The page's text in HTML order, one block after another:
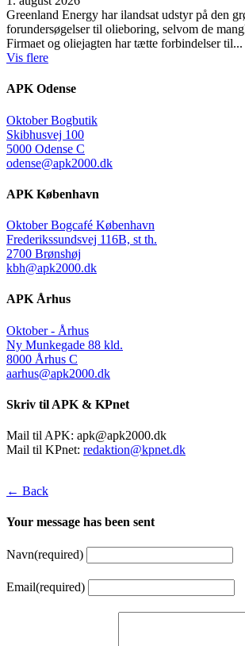
Greenland Energy har ilandsat udstyr på den
forundersøgelser til olieboring, selvom de
Firmaet og oliejagten har tætte forbindelser til...
Vis flere
APK Odense
Oktober Bogbutik
Skibhusvej 100
5000 Odense C
odense@apk2000.dk
APK København
Oktober Bogcafé København
Frederikssundsvej 116B, st th.
2700 Brønshøj
kbh@apk2000.dk
APK Århus
Oktober - Århus
Ny Munkegade 88 kld.
8000 Århus C
aarhus@apk2000.dk
Skriv til APK & KPnet
Mail til APK: apk@apk2000.dk
Mail til KPnet: redaktion@kpnet.dk
← Back
Your message has been sent
Navn(required)
Email(required)